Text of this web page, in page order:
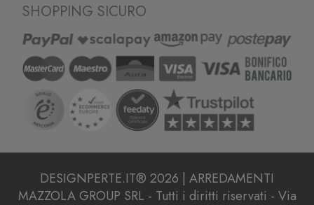
SHOPPING SICURO
DESIGNPERTE.IT® 2026 | ARREDAMENTI
MAZZOLA GROUP SRL - Tutti i diritti riservati - Via